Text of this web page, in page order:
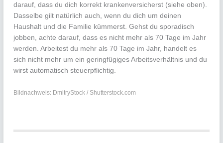
darauf, dass du dich korrekt krankenversicherst (siehe oben).
Dasselbe gilt natürlich auch, wenn du dich um deinen
Haushalt und die Familie kümmerst. Gehst du sporadisch
jobben, achte darauf, dass es nicht mehr als 70 Tage im Jahr
werden. Arbeitest du mehr als 70 Tage im Jahr, handelt es
sich nicht mehr um ein geringfügiges Arbeitsverhältnis und du
wirst automatisch steuerpflichtig.
Bildnachweis: DmitryStock / Shutterstock.com